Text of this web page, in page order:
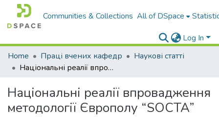
Communities & Collections All of DSpace
Log In
Home
Праці вчених кафедр
Наукові статті
Національні реалії впровадження методології Європолу “SOCTA”
Національні реалії впровадження
методології Європолу “SOCTA”